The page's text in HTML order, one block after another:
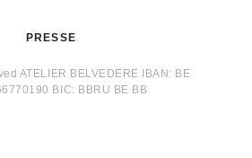
PRESSE
ATELIER BELVEDERE IBAN: BE
BIC: BBRU BE BB